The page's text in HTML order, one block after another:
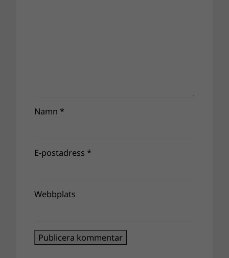
Namn *
E-postadress *
Webbplats